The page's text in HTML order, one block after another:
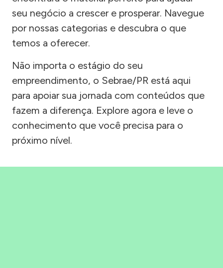
seu negócio a crescer e prosperar. Navegue
por nossas categorias e descubra o que
temos a oferecer.
Não importa o estágio do seu
empreendimento, o Sebrae/PR está aqui
para apoiar sua jornada com conteúdos que
fazem a diferença. Explore agora e leve o
conhecimento que você precisa para o
próximo nível.